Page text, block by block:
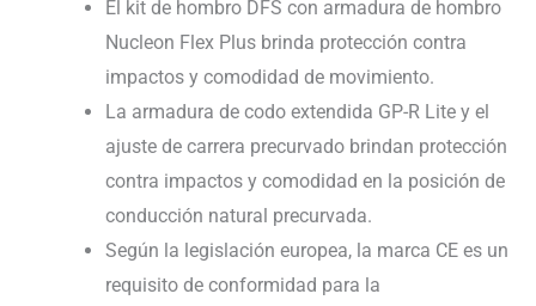
El kit de hombro DFS con armadura de hombro
Nucleon Flex Plus brinda protección contra
impactos y comodidad de movimiento.
La armadura de codo extendida GP-R Lite y el
ajuste de carrera precurvado brindan protección
contra impactos y comodidad en la posición de
conducción natural precurvada.
Según la legislación europea, la marca CE es un
requisito de conformidad para la